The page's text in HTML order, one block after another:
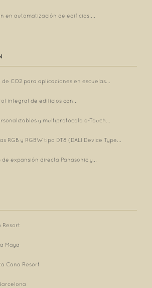
en automatización de edificios:...
CO2 para aplicaciones en escuelas...
integral de edificios con...
y multiprotocolo e-Touch...
RGB y RGBW tipo DT8 (DALI Device Type...
de expansión directa Panasonic y...
Resort
Maya
Cana Resort